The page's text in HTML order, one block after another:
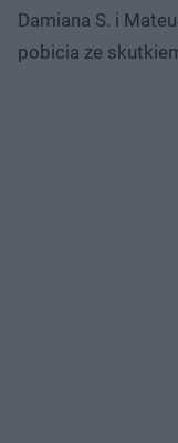
Damiana S. i
pobicia ze